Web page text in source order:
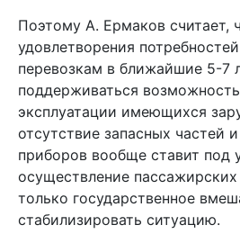
Поэтому А. Ермаков считает,
удовлетворения
перевозкам в ближайшие 5-7
поддерживаться
эксплуатации имеющихся
отсутствие запасных частей
приборов вообще ставит под
осуществление
только государственное
стабилизировать ситуацию.